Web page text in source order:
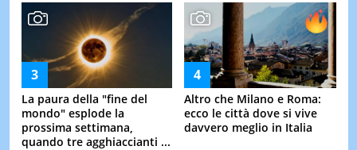
La paura della "fine del
mondo" esplode la
prossima settimana,
quando tre agghiaccianti ...
Altro che Milano e Roma:
ecco le città dove si vive
davvero meglio in Italia